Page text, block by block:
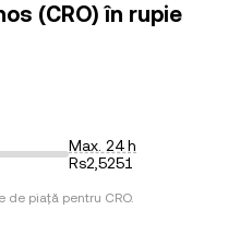
(CRO) în rupie
Max. 24 h
Rs2,5251
de piață pentru CRO.